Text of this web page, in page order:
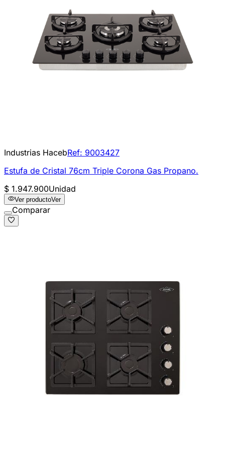
Industrias HacebRef: 9003427
Estufa de Cristal 76cm Triple Corona Gas Propano.
$ 1.947.900Unidad
Ver productoVer
Comparar